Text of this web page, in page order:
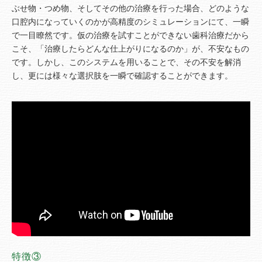
ぶせ物・つめ物、そしてその他の治療を行った場合、どのような
口腔内になっていくのかが高精度のシミュレーションにて、一瞬
で一目瞭然です。仮の治療を試すことができない歯科治療だから
こそ、「治療したらどんな仕上がりになるのか」が、不安なもの
です。しかし、このシステムを用いることで、その不安を解消
し、更には様々な選択肢を一瞬で確認することができます。
特徴③